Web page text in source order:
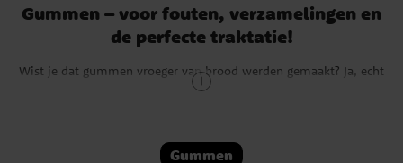
Gummen – voor fouten, verzamelingen en
de perfecte traktatie!
Wist je dat gummen vroeger van brood werden gemaakt? Ja, echt
waar! Voordat rubber werd ontdekt, gebruikten mensen
oplossing. Gelukkig zijn gummen door de jaren heen veel leuker en
Gummen